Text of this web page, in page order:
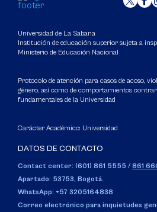
Universidad de La Sabana
Institución de educación superior sujeta a
Ministerio de Educación Nacional
Protocolo de atención para casos de acoso,
género, así como de comportamientos
fundamentales de la Universidad
Carácter Académico: Universidad
DATOS DE CONTACTO
Contact center: (601) 861 5555 / 861
Apartado: 53753, Bogotá.
WhatsApp: +57 3205164838
Correo electrónico para inquietudes